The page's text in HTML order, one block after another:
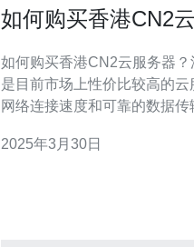
如何购买香港CN2
如何购买香港CN2云服务器？深圳指南 香港
是目前市场上性价比较高的
网络连接速度和可靠的数据
服务器是一个不错的选择。 购买香港CN2云服务器非常简
2025年3月30日